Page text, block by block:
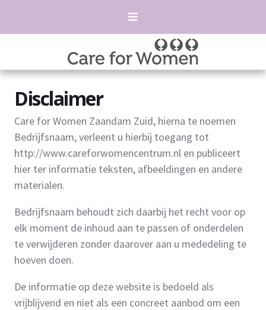
Disclaimer
Care for Women Zaandam Zuid, hierna te noemen
Bedrijfsnaam, verleent u hierbij toegang tot
http://www.careforwomencentrum.nl en publiceert
hier ter informatie teksten, afbeeldingen en andere
materialen.
Bedrijfsnaam behoudt zich daarbij het recht voor op
elk moment de inhoud aan te passen of onderdelen
te verwijderen zonder daarover aan u mededeling te
hoeven doen.
De informatie op deze website is bedoeld als
vrijblijvend en niet als een concreet aanbod om een